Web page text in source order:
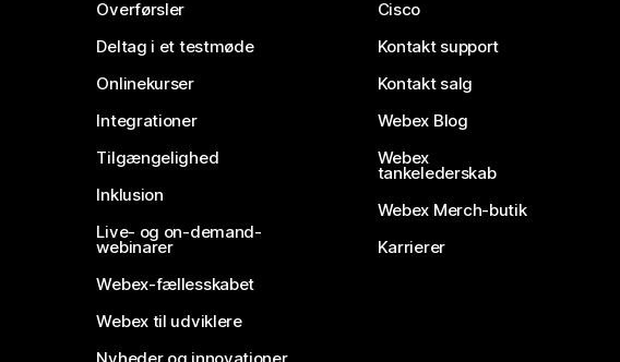
Overførsler
Deltag i et testmøde
Onlinekurser
Integrationer
Tilgængelighed
Inklusion
Live- og on-demand-
webinarer
Webex-fællesskabet
Webex til udviklere
Cisco
Kontakt support
Kontakt salg
Webex Blog
Webex
tankelederskab
Webex Merch-butik
Karrierer